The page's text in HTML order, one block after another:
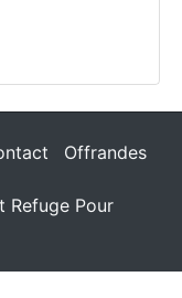
Offrandes
Refuge Pour